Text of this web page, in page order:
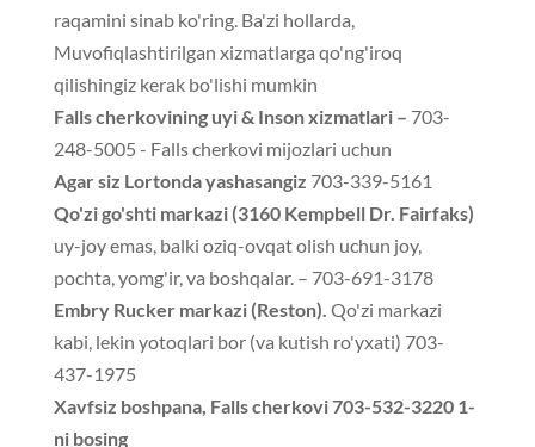
raqamini sinab ko'ring. Ba'zi hollarda,
Muvofiqlashtirilgan xizmatlarga qo'ng'iroq
qilishingiz kerak bo'lishi mumkin
Falls cherkovining uyi & Inson xizmatlari – 703-
248-5005 - Falls cherkovi mijozlari uchun
Agar siz Lortonda yashasangiz 703-339-5161
Qo'zi go'shti markazi (3160 Kempbell Dr. Fairfaks)
uy-joy emas, balki oziq-ovqat olish uchun joy,
pochta, yomg'ir, va boshqalar. – 703-691-3178
Embry Rucker markazi (Reston). Qo'zi markazi
kabi, lekin yotoqlari bor (va kutish ro'yxati) 703-
437-1975
Xavfsiz boshpana, Falls cherkovi 703-532-3220 1-
ni bosing